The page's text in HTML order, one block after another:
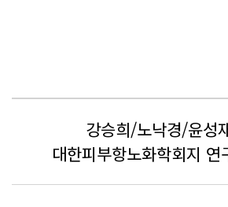
강승희/노낙경/윤성
대한피부항노화학회지 연